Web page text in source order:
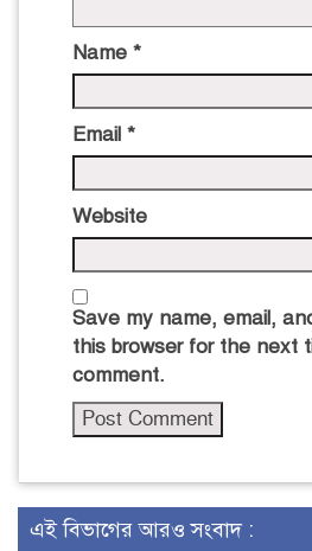
Name *
Email *
Website
Save my name, email,
this browser for the next
comment.
এই বিভাগের আরও সংবাদ :